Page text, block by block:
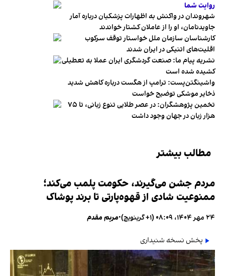
روایت شما
شهروندان در واکنش به اظهارات پزشکیان درباره آمار
جاویدنامان، او را از عاملان کشتار خواندند
کارشناسان سازمان ملل خواستار توقف سرکوب
اقلیت‌های اتنیکی در ایران شدند
نشریه پیام ما: صنعت گردشگری ایران عملا به تعطیلی
کشیده شده است
واشینگتن‌پست: ترامپ از هگست درباره کاهش شدید
ذخایر موشکی توضیح خواست
تخمین پژوهشگران: در عصر طلایی تنوع زبانی، تا ۷۵
هزار زبان در جهان وجود داشت
مطالب بیشتر
مردم جشن می‌گیرند، حکومت پلمب می‌کند؛
ممنوعیت شادی از قهوه‌پارتی تا برند پوشاک
۲۴ مهر ۱۴۰۴، ۰۸:۰۹ (‎+۱ گرینویچ) •مریم مقدم
پخش نسخه شنیداری